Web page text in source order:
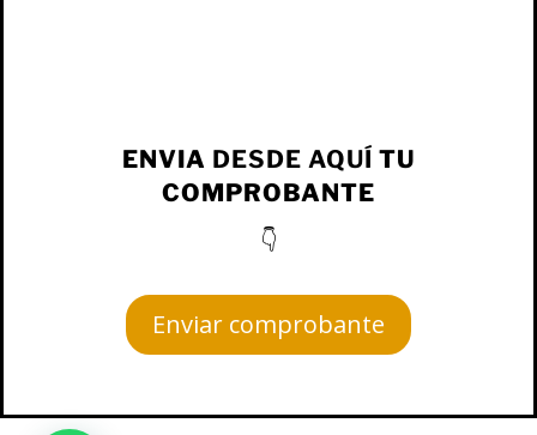
ENVIA DESDE AQUÍ TU
COMPROBANTE
👇
Enviar comprobante